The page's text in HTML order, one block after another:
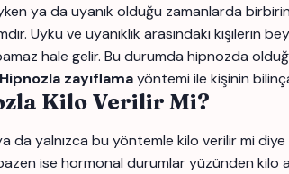
ya da uyanık olduğu zamanlarda
Uyku ve uyanıklık arasındaki kişilerin
hale gelir. Bu durumda hipnozda
Hipnozla zayıflamayöntemi ile kişinin
Kilo Verilir Mi?
da yalnızca bu yöntemle kilo verilir mi diye
ise hormonal durumlar yüzünden kilo